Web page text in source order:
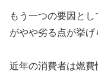
もう一つの要因と
がやや劣る点が挙げ
近年の消費者は燃